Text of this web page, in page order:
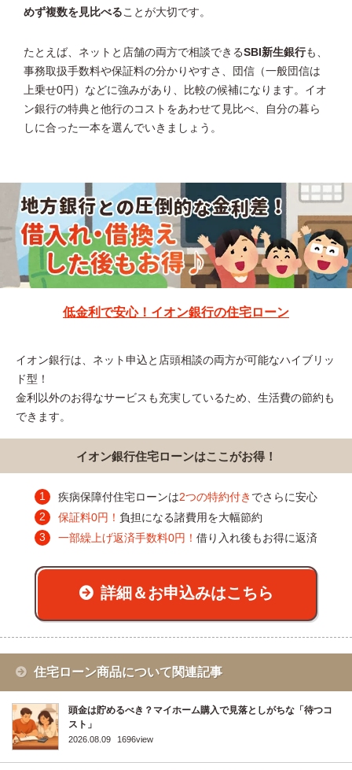
めず複数を見比べる ことが大切です。
たとえば、ネットと店舗の両方で相談できるSBI新生銀行も、
事務取扱手数料や保証料の分かりやすさ、団信（一般団信は
上乗せ0円）などに強みがあり、比較の候補になります。イオ
ン銀行の特典と他行のコストをあわせて見比べ、自分の暮ら
しに合った一本を選んでいきましょう。
低金利で安心！イオン銀行の住宅ローン
イオン銀行は、ネット申込と店頭相談の両方が可能なハイブリッ
ド型！
金利以外のお得なサービスも充実しているため、生活費の節約も
できます。
イオン銀行住宅ローンはここがお得！
疾病保障付住宅ローンは2つの特約付き でさらに安心
保証料0円！ 負担になる諸費用を大幅節約
一部繰上げ返済手数料0円！ 借り入れ後もお得に返済
詳細＆お申込みはこちら
住宅ローン商品について関連記事
頭金は貯めるべき？マイホーム購入で見落としがちな「待つコ
スト」
2026.08.09 1696view